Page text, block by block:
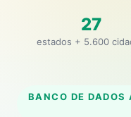
27
estados + 5.600
BANCO DE DADOS